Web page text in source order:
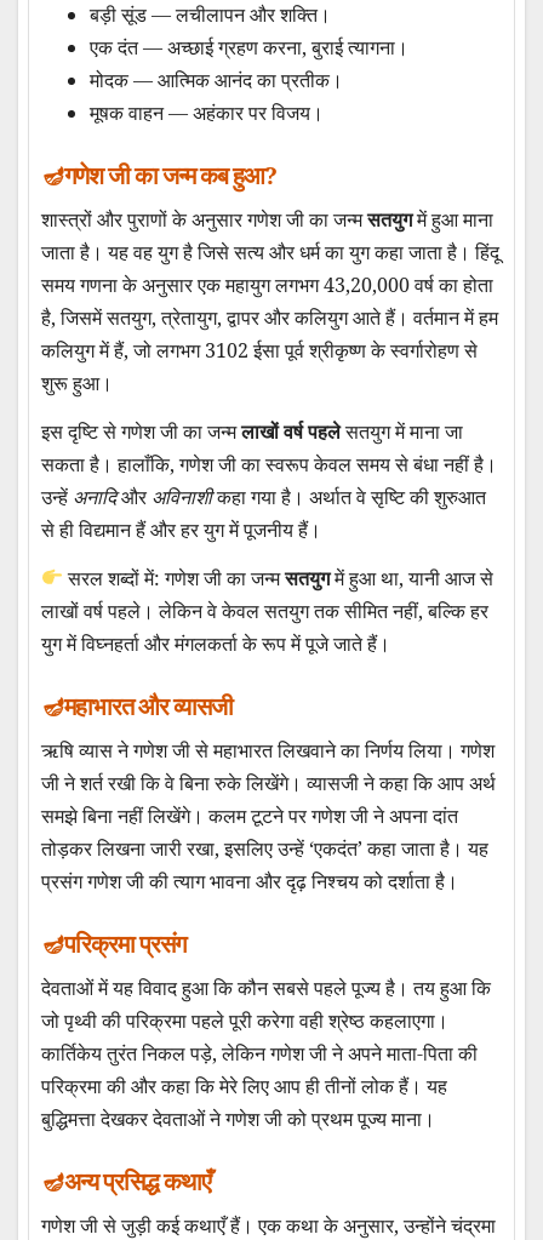
बड़ी सूंड — लचीलापन और शक्ति।
एक दंत — अच्छाई ग्रहण करना, बुराई त्यागना।
मोदक — आत्मिक आनंद का प्रतीक।
मूषक वाहन — अहंकार पर विजय।
गणेश जी का जन्म कब हुआ?
शास्त्रों और पुराणों के अनुसार गणेश जी का जन्मसतयुगमें हुआ माना
जाता है। यह वह युग है जिसे सत्य और धर्म का युग कहा जाता है। हिंदू
समय गणना के अनुसार एक महायुग लगभग 43,20,000 वर्ष का होता
है, जिसमें सतयुग, त्रेतायुग, द्वापर और कलियुग आते हैं। वर्तमान में हम
कलियुग में हैं, जो लगभग 3102 ईसा पूर्व श्रीकृष्ण के स्वर्गारोहण से
शुरू हुआ।
इस दृष्टि से गणेश जी का जन्मलाखों वर्ष पहलेसतयुग में माना जा
सकता है। हालाँकि, गणेश जी का स्वरूप केवल समय से बंधा नहीं है।
उन्हें अनादिऔर अविनाशीकहा गया है। अर्थात वे सृष्टि की शुरुआत
से ही विद्यमान हैं और हर युग में पूजनीय हैं।
सरल शब्दों में: गणेश जी का जन्मसतयुगमें हुआ था, यानी आज से
लाखों वर्ष पहले। लेकिन वे केवल सतयुग तक सीमित नहीं, बल्कि हर
युग में विघ्नहर्ता और मंगलकर्ता के रूप में पूजे जाते हैं।
महाभारत और व्यासजी
ऋषि व्यास ने गणेश जी से महाभारत लिखवाने का निर्णय लिया। गणेश
जी ने शर्त रखी कि वे बिना रुके लिखेंगे। व्यासजी ने कहा कि आप अर्थ
समझे बिना नहीं लिखेंगे। कलम टूटने पर गणेश जी ने अपना दांत
तोड़कर लिखना जारी रखा, इसलिए उन्हें ‘एकदंत’ कहा जाता है। यह
प्रसंग गणेश जी की त्याग भावना और दृढ़ निश्चय को दर्शाता है।
परिक्रमा प्रसंग
देवताओं में यह विवाद हुआ कि कौन सबसे पहले पूज्य है। तय हुआ कि
जो पृथ्वी की परिक्रमा पहले पूरी करेगा वही श्रेष्ठ कहलाएगा।
कार्तिकेय तुरंत निकल पड़े, लेकिन गणेश जी ने अपने माता-पिता की
परिक्रमा की और कहा कि मेरे लिए आप ही तीनों लोक हैं। यह
बुद्धिमत्ता देखकर देवताओं ने गणेश जी को प्रथम पूज्य माना।
अन्य प्रसिद्ध कथाएँ
गणेश जी से जुड़ी कई कथाएँ हैं। एक कथा के अनुसार, उन्होंने चंद्रमा